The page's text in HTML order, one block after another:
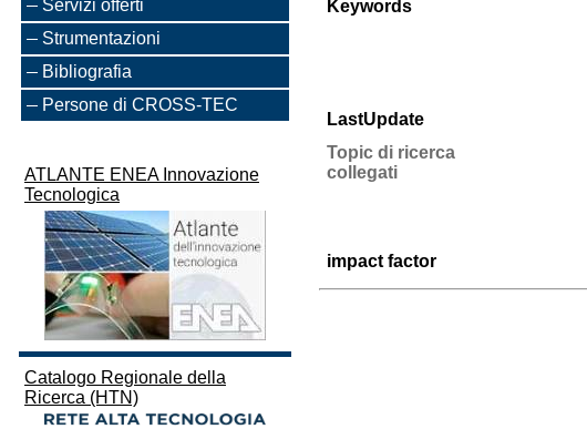
Servizi offerti
Strumentazioni
Bibliografia
Persone di CROSS-TEC
ATLANTE ENEA Innovazione
Tecnologica
Catalogo Regionale della
Ricerca (HTN)
Keywords
LastUpdate
Topic di ricerca
collegati
impact factor